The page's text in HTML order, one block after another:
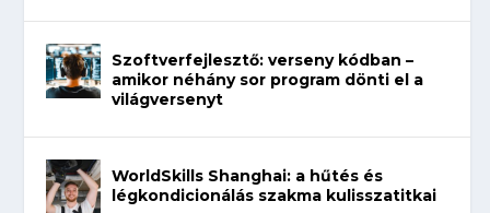
Szoftverfejlesztő: verseny kódban –
amikor néhány sor program dönti el a
világversenyt
WorldSkills Shanghai: a hűtés és
légkondicionálás szakma kulisszatitkai